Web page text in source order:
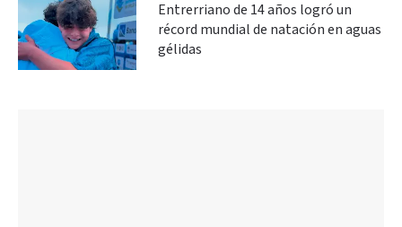
Entrerriano de 14 años logró un
récord mundial de natación en aguas
gélidas